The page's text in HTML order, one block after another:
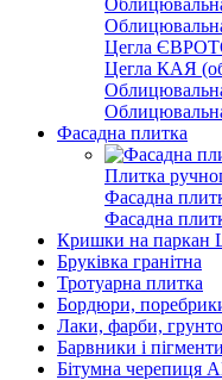
Цегла
Цегла КАЯ
Облицювальна
Фасадна плитка
Плитка
Фасадна
Фасадна
Кришки на паркан
Бруківка гранітна
Тротуарна плитка
Бордюри,
Лаки, фарби,
Барвники і
Бітумна черепиця